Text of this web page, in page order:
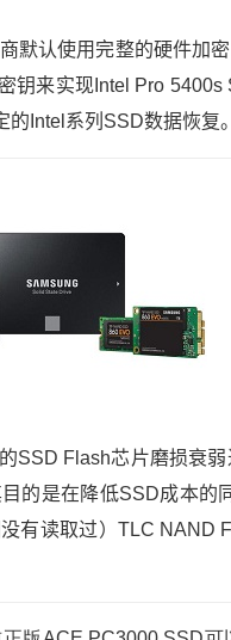
默认使用完整的硬件加
钥来实现 Intel Pro
Intel系列SSD数据恢复。
SSD Flash芯片磨损衰
的是在降低SSD成本的
有读取过）TLC NAND